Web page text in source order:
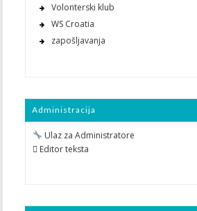
Volonterski klub
WS Croatia
zapošljavanja
Administracija
Ulaz za Administratore
 Editor teksta